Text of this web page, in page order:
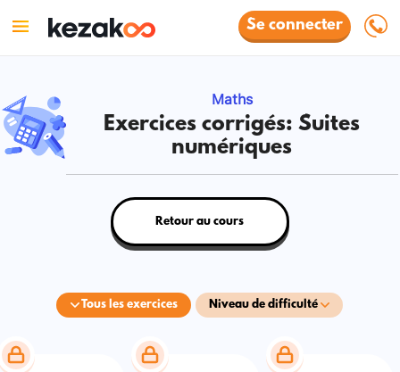
Se connecter
Maths
Exercices corrigés: Suites
numériques
Tous les exercices Niveau de difficulté
Retour au cours